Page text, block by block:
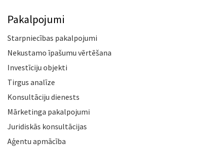
Pakalpojumi
Starpniecības pakalpojumi
Nekustamo īpašumu vērtēšana
Investīciju objekti
Tirgus analīze
Konsultāciju dienests
Mārketinga pakalpojumi
Juridiskās konsultācijas
Aģentu apmācība